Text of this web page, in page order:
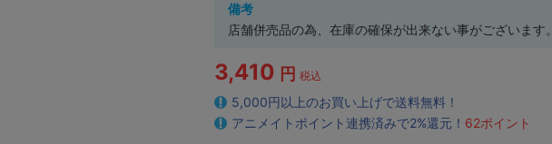
備考
店舗併売品の為、在庫の確保が出来ない事がございます。
3,410 円 税込
5,000円以上のお買い上げで送料無料！
アニメイトポイント連携済みで2%還元！ 62ポイント